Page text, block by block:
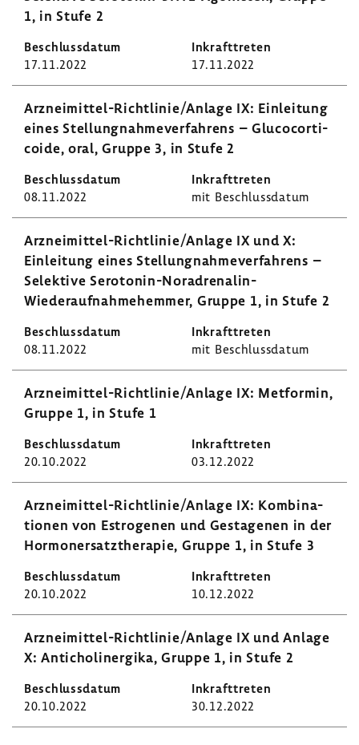
1, in Stufe 2
17.11.2022 17.11.2022
Arzneimittel-​Richtlinie/Anlage IX: Einlei­tung
eines Stel­lung­nah­me­ver­fah­rens – Gluco­cor­ti­
coide, oral, Gruppe 3, in Stufe 2
08.11.2022 mit Beschluss­datum
Arzneimittel-​Richtlinie/Anlage IX und X:
Einlei­tung eines Stel­lung­nah­me­ver­fah­rens –
Selek­tive Serotonin-​Noradrenalin-
Wiederaufnahmehemmer, Gruppe 1, in Stufe 2
08.11.2022 mit Beschluss­datum
Arzneimittel-​Richtlinie/Anlage IX: Metformin,
Gruppe 1, in Stufe 1
20.10.2022 03.12.2022
Arzneimittel-​Richtlinie/Anlage IX: Kombi­na­
tionen von Estro­genen und Gesta­genen in der
Hormon­er­satz­the­rapie, Gruppe 1, in Stufe 3
20.10.2022 10.12.2022
Arzneimittel-​Richtlinie/Anlage IX und Anlage
X: Anti­cho­li­ner­gika, Gruppe 1, in Stufe 2
20.10.2022 30.12.2022